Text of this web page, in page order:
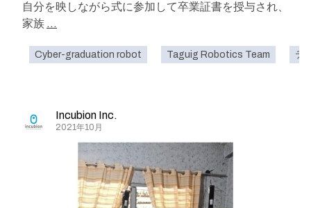
自分を映しながら式に参加して卒業証書を授与され、
家族 ...
Cyber-graduation robot Taguig Robotics Team テ
Incubion Inc.
2021年10月